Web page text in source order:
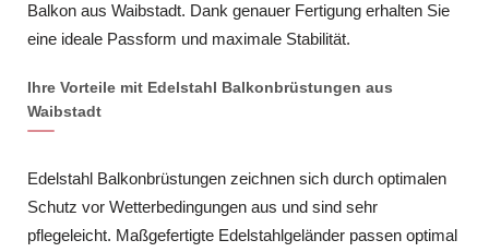
Balkon aus Waibstadt. Dank genauer Fertigung erhalten Sie
eine ideale Passform und maximale Stabilität.
Ihre Vorteile mit Edelstahl Balkonbrüstungen aus
Waibstadt
Edelstahl Balkonbrüstungen zeichnen sich durch optimalen
Schutz vor Wetterbedingungen aus und sind sehr
pflegeleicht. Maßgefertigte Edelstahlgeländer passen optimal